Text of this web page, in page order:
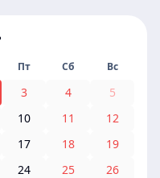
Пт Сб Вс
3 4
5
10 11
12
17 18
19
24 25
26